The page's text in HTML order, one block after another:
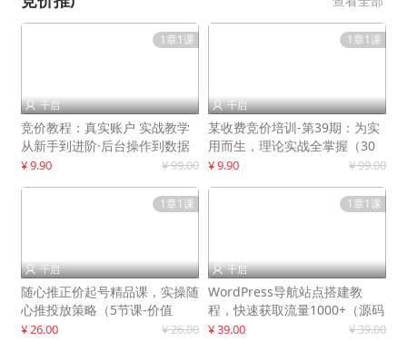
1章1课
 千启
竞价教程：真实账户 实战教学
从新手到进阶·后台操作到数据
优化
¥ 9.90 ¥ 99.00
1章1课
 千启
某收费竞价培训-第39期：为实
用而生，理论实战全掌握（30
节课）
¥ 9.90 ¥ 99.00
1章1课
 千启
随心推正价起号精品课，实操随
心推投放策略（5节课-价值
298）
¥ 26.00 ¥ 26.00
1章1课
 千启
WordPress导航站点搭建教
程，快速获取流量1000+（源码
+教程）
¥ 39.00 ¥ 39.00